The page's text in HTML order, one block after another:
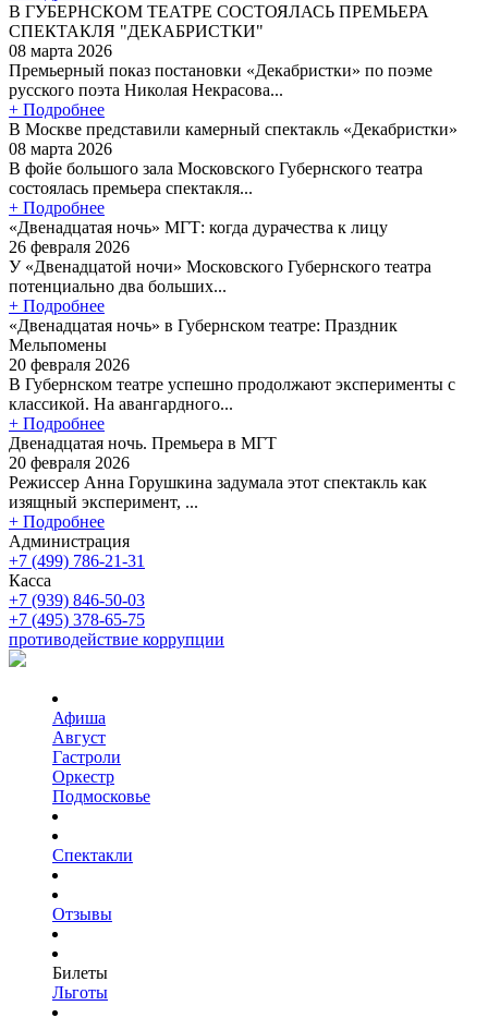
В ГУБЕРНСКОМ ТЕАТРЕ СОСТОЯЛАСЬ ПРЕМЬЕРА
СПЕКТАКЛЯ "ДЕКАБРИСТКИ"
08 марта 2026
Премьерный показ постановки «Декабристки» по поэме
русского поэта Николая Некрасова...
+ Подробнее
В Москве представили камерный спектакль «Декабристки»
08 марта 2026
В фойе большого зала Московского Губернского театра
состоялась премьера спектакля...
+ Подробнее
«Двенадцатая ночь» МГТ: когда дурачества к лицу
26 февраля 2026
У «Двенадцатой ночи» Московского Губернского театра
потенциально два больших...
+ Подробнее
«Двенадцатая ночь» в Губернском театре: Праздник
Мельпомены
20 февраля 2026
В Губернском театре успешно продолжают эксперименты с
классикой. На авангардного...
+ Подробнее
Двенадцатая ночь. Премьера в МГТ
20 февраля 2026
Режиссер Анна Горушкина задумала этот спектакль как
изящный эксперимент, ...
+ Подробнее
Администрация
+7 (499) 786-21-31
Касса
+7 (939) 846-50-03
+7 (495) 378-65-75
противодействие коррупции
Афиша
Август
Гастроли
Оркестр
Подмосковье
Спектакли
Отзывы
Билеты
Льготы